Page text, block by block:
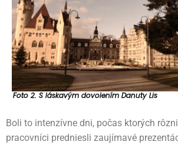
Foto 2. S láskavým dovolením Danuty Lis
Boli to intenzívne dni, počas ktorých
pracovníci predniesli zaujímavé